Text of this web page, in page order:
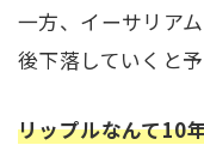
一方、イーサリア
後下落していくと予
リップルなんて10